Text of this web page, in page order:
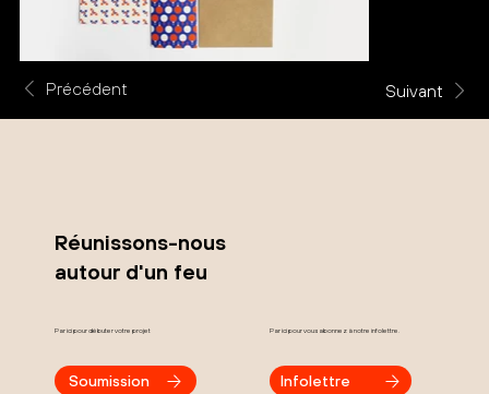
Précédent Suivant
Réunissons-nous
autour d'un feu
Par ici pour débuter votre projet
Soumission
Par ici pour vous abonnez à notre infolettre.
Infolettre